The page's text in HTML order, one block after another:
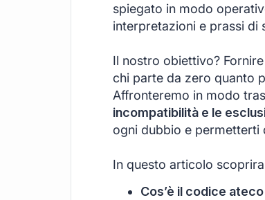
spiegato in modo
interpretazioni e prassi di
Il nostro obiettivo?
chi parte da zero quanto
Affronteremo in modo
incompatibilità e le
ogni dubbio e permetterti
In questo articolo
Cos’è il codice